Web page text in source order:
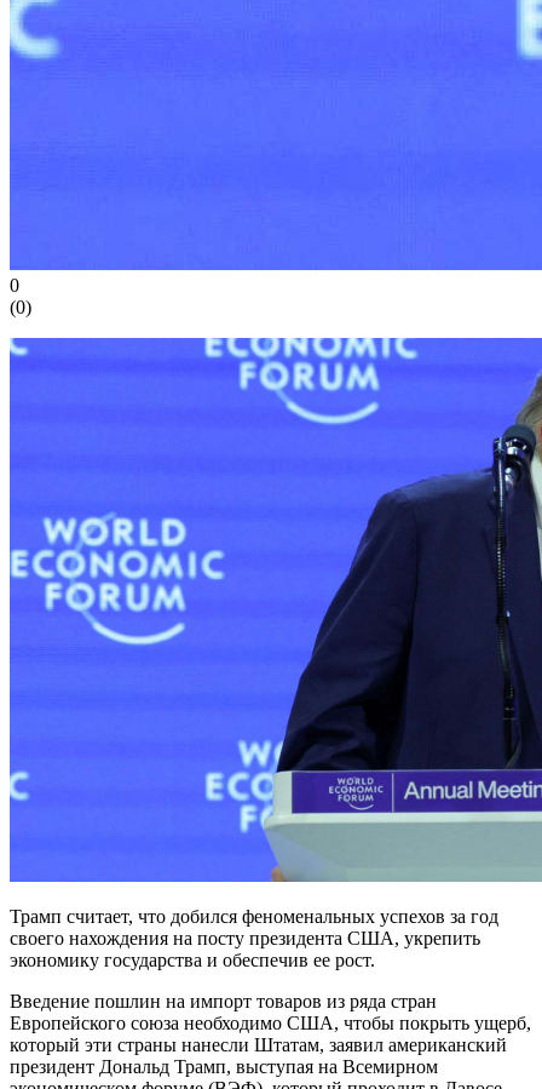
0
(0)
Трамп считает, что добился феноменальных успехов за год
своего нахождения на посту президента США, укрепить
экономику государства и обеспечив ее рост.
Введение пошлин на импорт товаров из ряда стран
Европейского союза необходимо США, чтобы покрыть ущерб,
который эти страны нанесли Штатам, заявил американский
президент Дональд Трамп, выступая на Всемирном